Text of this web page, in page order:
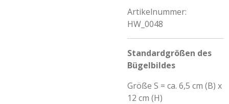
Artikelnummer:
HW_0048
Standardgrößen des
Bügelbildes
Größe S = ca. 6,5 cm (B) x
12 cm (H)